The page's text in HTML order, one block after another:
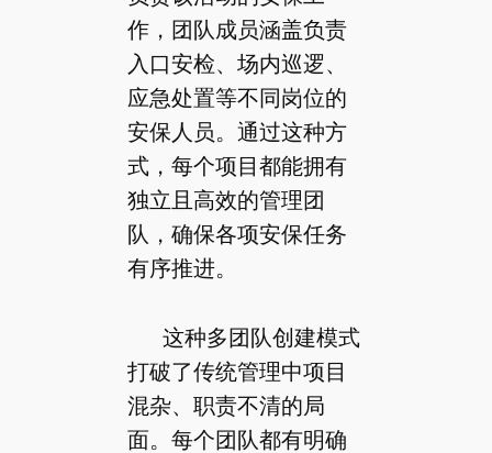
作，团队成员涵盖负责
入口安检、场内巡逻、
应急处置等不同岗位的
安保人员。通过这种方
式，每个项目都能拥有
独立且高效的管理团
队，确保各项安保任务
有序推进。
这种多团队创建模式
打破了传统管理中项目
混杂、职责不清的局
面。每个团队都有明确